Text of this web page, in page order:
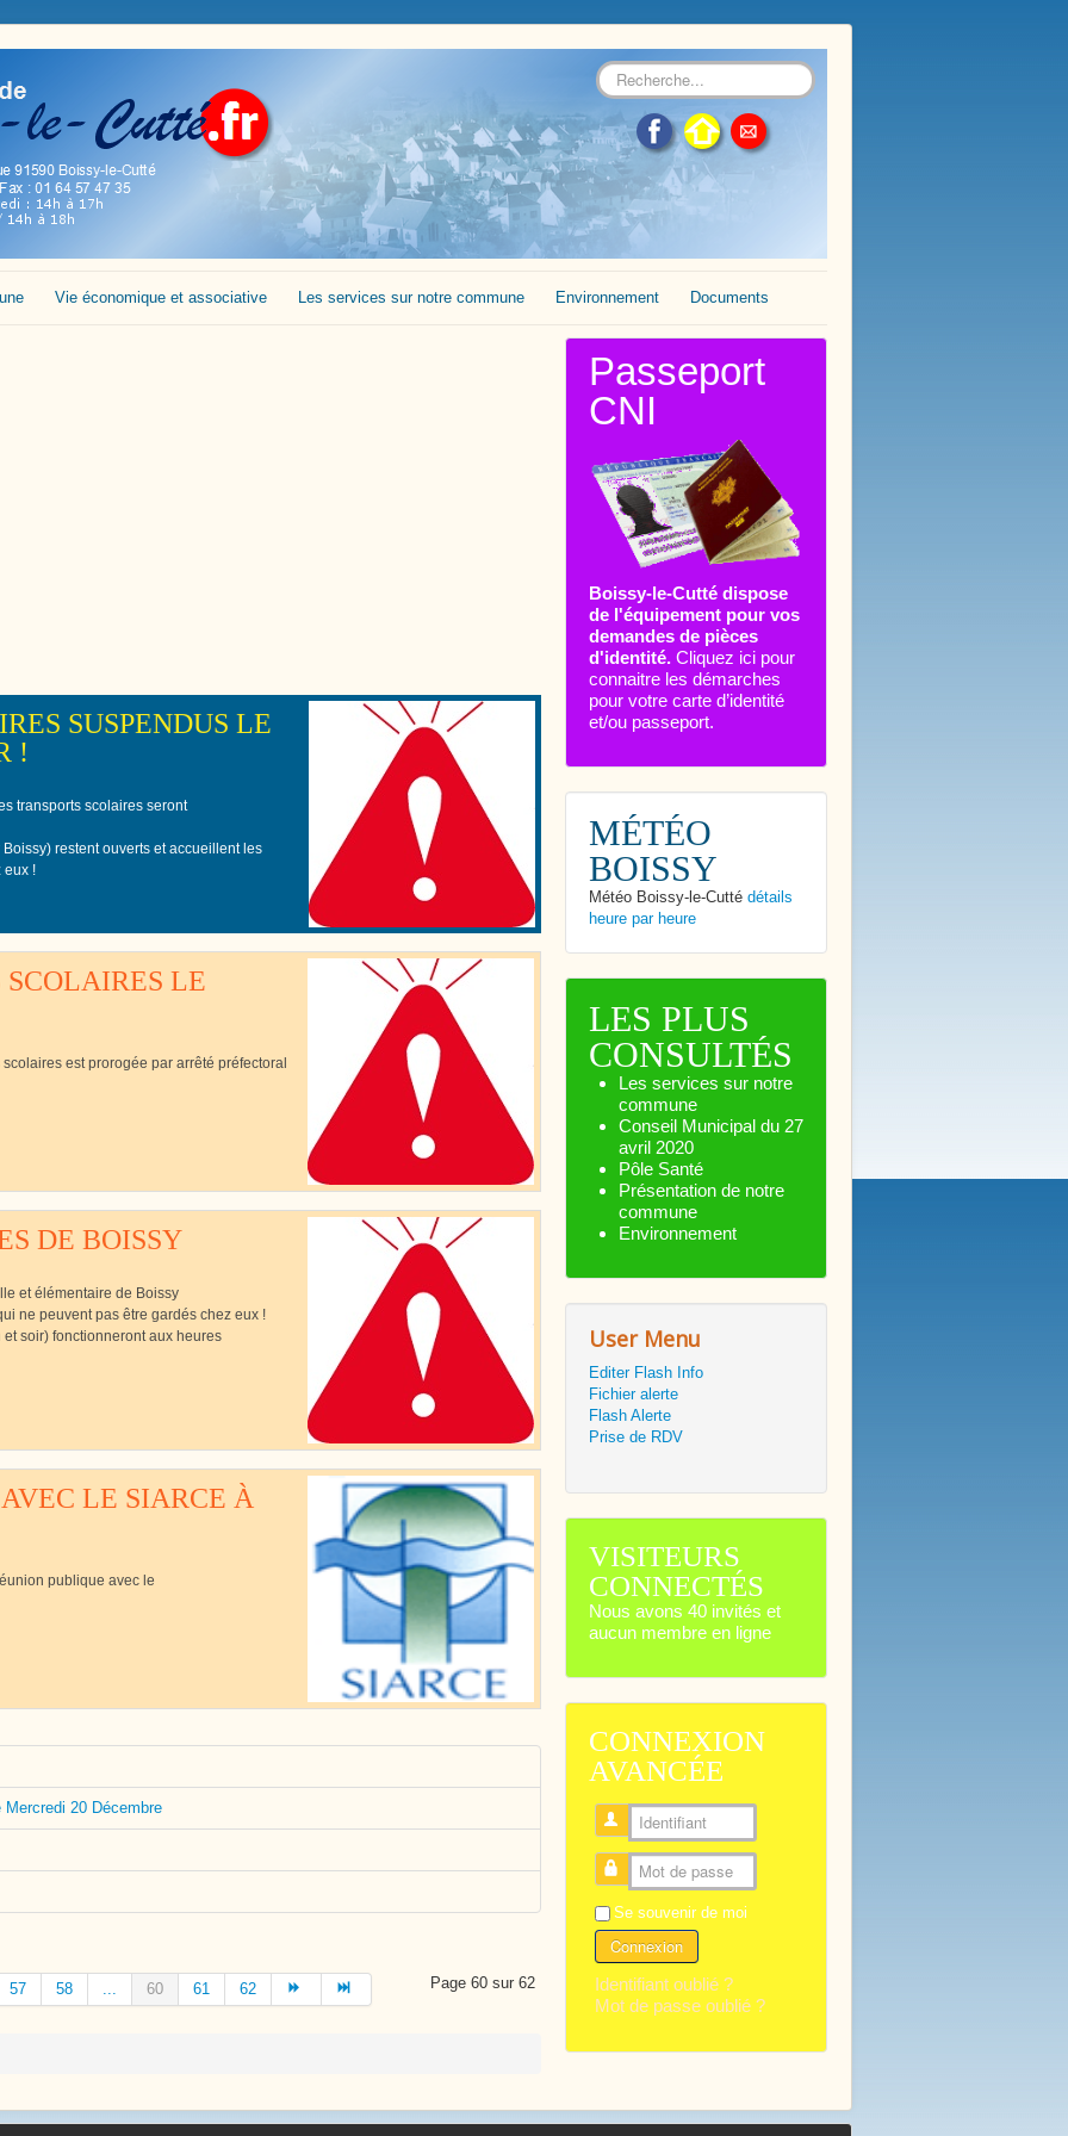
Rechercher
Vie économique et associative Les services sur notre commune Environnement Documents
SUSPENDUS LE
!
transports scolaires seront
restent ouverts et accueillent les
eux !
SCOLAIRES LE
est prorogée par arrêté préfectoral
DE BOISSY
et élémentaire de Boissy
ne peuvent pas être gardés chez eux !
soir) fonctionneront aux heures
LE SIARCE À
publique avec le
20 Décembre
Page 60 sur 62
57 58 ... 60 61 62
Passeport
CNI
Boissy-le-Cutté dispose
de l'équipement pour vos
demandes de pièces
d'identité. Cliquez ici pour
connaitre les démarches
pour votre carte d’identité
et/ou passeport.
MÉTÉO
BOISSY
Météo Boissy-le-Cutté détails
heure par heure
LES PLUS
CONSULTÉS
Les services sur notre
commune
Conseil Municipal du 27
avril 2020
Pôle Santé
Présentation de notre
commune
Environnement
User Menu
Editer Flash Info
Fichier alerte
Flash Alerte
Prise de RDV
VISITEURS
CONNECTÉS
Nous avons 40 invités et
aucun membre en ligne
CONNEXION
AVANCÉE
Identifiant
Mot de passe
Se souvenir de moi
Connexion
Identifiant oublié ?
Mot de passe oublié ?